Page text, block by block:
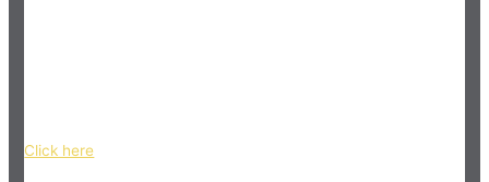
Click here